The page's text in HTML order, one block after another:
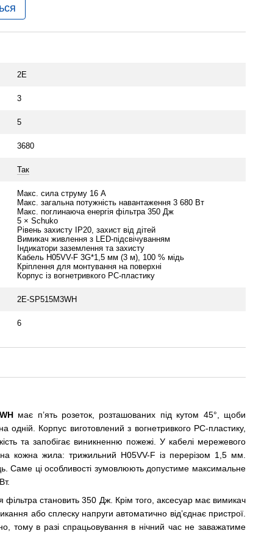
2E
3
5
3680
Так
Макс. сила струму 16 А
Макс. загальна потужність навантаження 3 680 Вт
Макс. поглинаюча енергія фільтра 350 Дж
5 × Schuko
Рівень захисту IP20, захист від дітей
Вимикач живлення з LED-підсвічуванням
Індикатори заземлення та захисту
Кабель H05VV-F 3G*1,5 мм (3 м), 100 % мідь
Кріплення для монтування на поверхні
Корпус із вогнетривкого PC-пластику
2E-SP515M3WH
6
має п’ять розеток, розташованих під кутом 45°, щоби
одній. Корпус виготовлений з вогнетривкого PC-пластику,
та запобігає виникненню пожежі. У кабелі мережевого
кожна жила: трижильний H05VV-F із перерізом 1,5 мм.
Саме ці особливості зумовлюють допустиме максимальне
становить 350 Дж. Крім того, аксесуар має вимикач
або сплеску напруги автоматично від’єднає пристрої.
тому в разі спрацьовування в нічний час не заважатиме